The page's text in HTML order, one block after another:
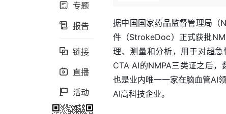
 专题
 报告
 链接
 直播
 活动
据中国国家药品监督管理局（
件（StrokeDoc）正式获批
理、测量和分析，用于对超
CTA AI的NMPA三类证之后
也是业内唯一一家在脑血管AI
AI高科技企业。